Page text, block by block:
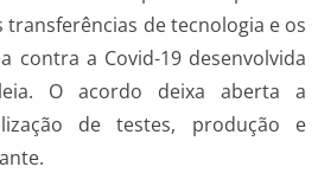
transferências de tecnologia e os
contra a Covid-19 desenvolvida
O acordo deixa aberta a
de testes, produção e